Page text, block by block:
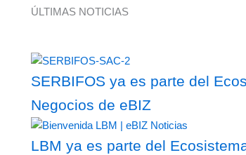
ÚLTIMAS NOTICIAS
SERBIFOS ya es parte del
Negocios de eBIZ
LBM ya es parte del